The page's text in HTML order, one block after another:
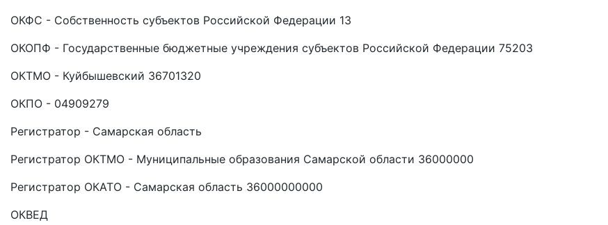
ОКФС - Собственность субъектов Российской Федерации 13
ОКОПФ - Государственные бюджетные учреждения субъектов Российской Федерации 75203
ОКТМО - Куйбышевский 36701320
ОКПО - 04909279
Регистратор - Самарская область
Регистратор ОКТМО - Муниципальные образования Самарской области 36000000
Регистратор ОКАТО - Самарская область 36000000000
ОКВЕД